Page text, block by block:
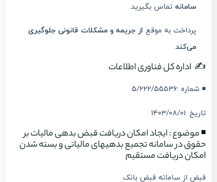
سامانه تماس بگیرید.
پرداخت به موقع از جریمه و مشکلات قانونی جلوگیری
می‌کند.
✍️ اداره کل فناوری اطلاعات
◾️ شماره :۵/۲۲۲/۵۵۵۳۶
تاریخ :۱۴۰۳/۰۸/۰۱
◾️ موضوع : ایجاد امکان دریافت قبض بدهی مالیات بر
حقوق در سامانه تجمیع بدهیهای مالیاتی و بسته شدن
امکان دریافت مستقیم
قبض از سامانه قبض بانک